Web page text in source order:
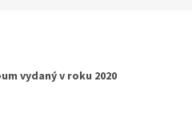
vydaný v roku 2020